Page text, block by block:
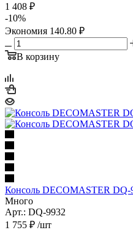
1 408 ₽
-10%
Экономия 140.80 ₽
В корзину
Консоль DECOMASTER
Много
Арт.: DQ-9932
1 755 ₽ /шт